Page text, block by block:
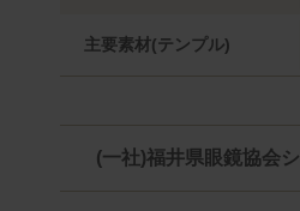
主要素材(テンプル)
(一社)福井県眼鏡協会